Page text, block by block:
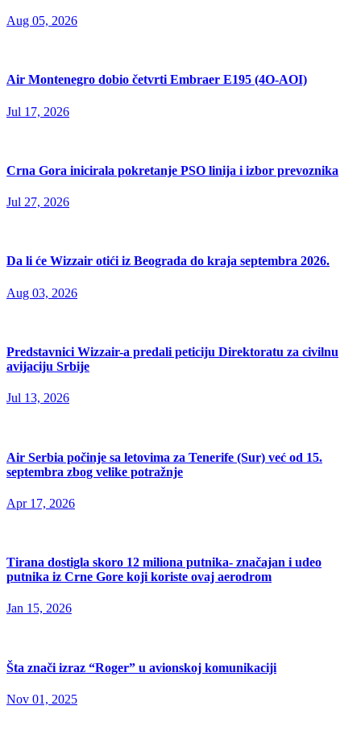
Aug 05, 2026
Air Montenegro dobio četvrti Embraer E195 (4O-AOI)
Jul 17, 2026
Crna Gora inicirala pokretanje PSO linija i izbor prevoznika
Jul 27, 2026
Da li će Wizzair otići iz Beograda do kraja septembra 2026.
Aug 03, 2026
Predstavnici Wizzair-a predali peticiju Direktoratu za civilnu
avijaciju Srbije
Jul 13, 2026
Air Serbia počinje sa letovima za Tenerife (Sur) već od 15.
septembra zbog velike potražnje
Apr 17, 2026
Tirana dostigla skoro 12 miliona putnika- značajan i udeo
putnika iz Crne Gore koji koriste ovaj aerodrom
Jan 15, 2026
Šta znači izraz “Roger” u avionskoj komunikaciji
Nov 01, 2025